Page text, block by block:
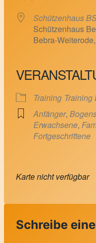
Schützenhaus
Schützenhaus
Bebra-
Training Training
Anfänger,
Erwachsene,
Fortgeschrittene
Karte nicht verfügbar
Schreibe